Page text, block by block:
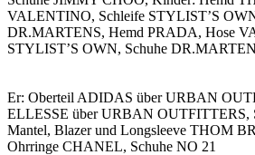
VALENTINO, Schleife STYLIST’S
DR.MARTENS, Hemd PRADA, Hose
STYLIST’S OWN, Schuhe
Er: Oberteil ADIDAS über URBAN
ELLESSE über URBAN OUTFITTERS,
Mantel, Blazer und Longsleeve THOM
Ohrringe CHANEL, Schuhe NO 21